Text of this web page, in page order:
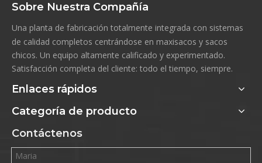
Sobre Nuestra Compañía
Una planta de fabricación totalmente integrada con sistemas
de calidad completos centrándose en maxisacos y sacos
chicos. Un equipo altamente calificado y experimentado.
Satisfacción completa del cliente: todo el tiempo, siempre.
Enlaces rápidos
Categoría de producto
Contáctenos